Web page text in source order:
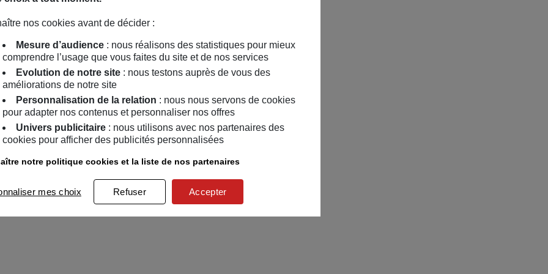
nos cookies avant de décider :
Mesure d’audience : nous réalisons des statistiques pour mieux
comprendre l’usage que vous faites du site et de nos services
Evolution de notre site : nous testons auprès de vous des
améliorations de notre site
Personnalisation de la relation : nous nous servons de cookies
pour adapter nos contenus et personnaliser nos offres
Univers publicitaire : nous utilisons avec nos partenaires des
cookies pour afficher des publicités personnalisées
notre politique cookies et la liste de nos partenaires
mes choix Refuser Accepter